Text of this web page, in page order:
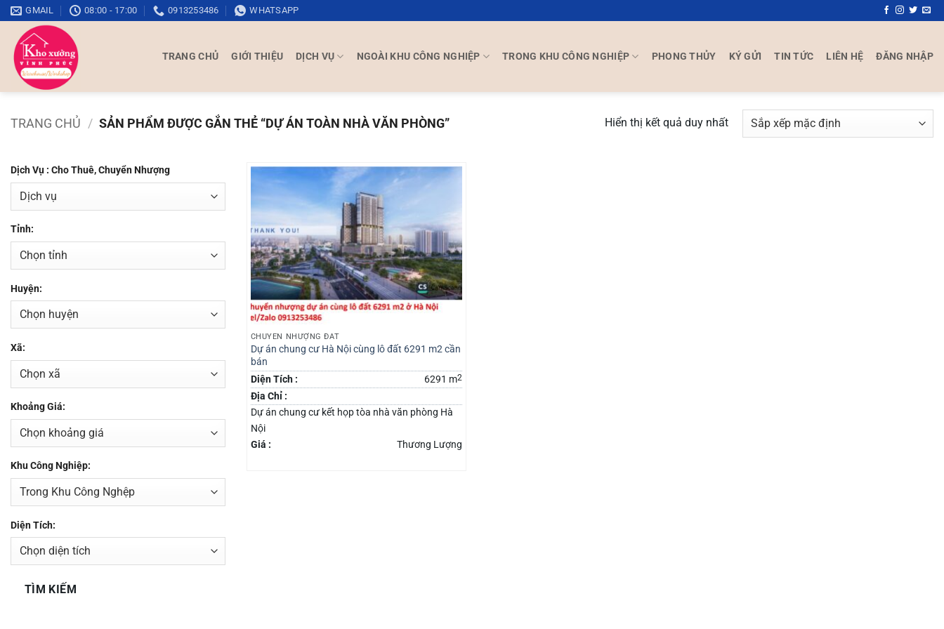
Bỏ
qua
dung
GMAIL 08:00 - 17:00 0913253486 WHATSAPP
TRANG CHỦ GIỚI THIỆU DỊCH VỤ NGOÀI KHU CÔNG NGHIỆP TRONG KHU CÔNG NGHIỆP PHONG THỦY KÝ GỬI TIN TỨC LIÊN HỆ ĐĂNG NHẬP
TRANG CHỦ / SẢN PHẨM ĐƯỢC GẮN THẺ “DỰ ÁN TOÀN NHÀ VĂN PHÒNG” Hiển thị kết quả duy nhất
Dịch Vụ : Cho Thuê, Chuyển Nhượng
Tỉnh:
Huyện:
Xã:
Khoảng Giá:
Khu Công Nghiệp:
Diện Tích:
TÌM KIẾM
CHUYỂN NHƯỢNG ĐẤT
Dự án chung cư Hà Nội cùng lô đất 6291 m2 cần
bán
Diện Tích :
6291 m2
Địa Chỉ :
Dự án chung cư kết họp tòa nhà văn phòng Hà
Nội
Giá :
Thương Lượng